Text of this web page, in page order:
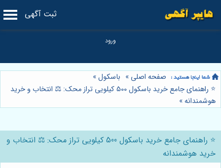
ثبت آگهی
صفحه اصلی » باسکول»
⭐️ راهنمای جامع خرید باسکول 500 کیلویی تراز محک: ⚖️ انتخاب و خرید
هوشمندانه»
⭐️ راهنمای جامع خرید باسکول 500 کیلویی تراز محک: ⚖️ انتخاب و
خرید هوشمندانه